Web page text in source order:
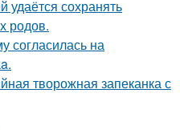
удаётся сохранять
родов.
согласилась на
творожная запеканка с